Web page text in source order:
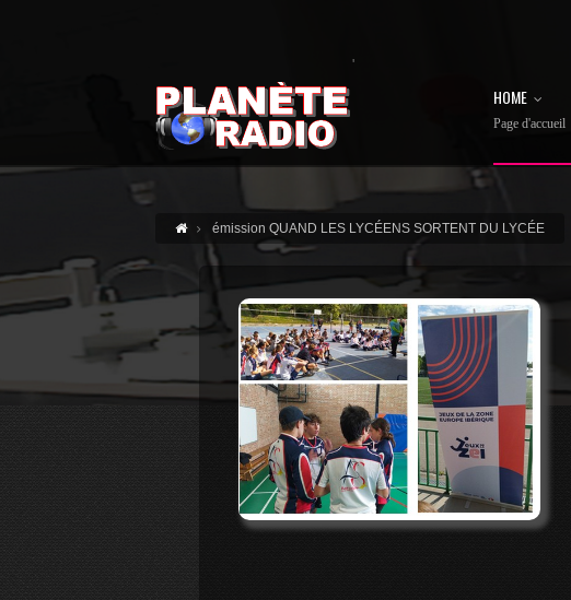
'
HOME
Page d'accueil
émission QUAND LES LYCÉENS SORTENT DU LYCÉE